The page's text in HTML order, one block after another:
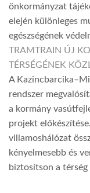
önkormányzat
elején különleges
egészségének
TRAMTRAIN ÚJ
TÉRSÉGÉNEK
A
rendszer
a kormány
projekt
villamoshálózat
kényelmesebb és
biztosítson a térség